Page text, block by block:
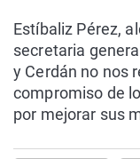
Estíbaliz Pérez,
secretaria
y Cerdán no nos
compromiso de
por mejorar sus